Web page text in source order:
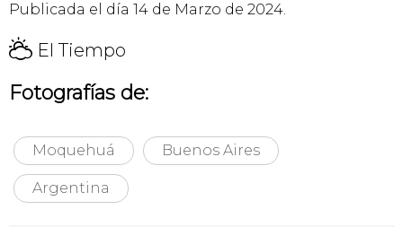
Publicada el día 14 de Marzo de 2024.
H El Tiempo
Fotografías de:
Moquehuá Buenos Aires
Argentina